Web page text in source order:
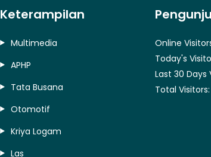
Keterampilan
Multimedia
APHP
Tata Busana
Otomotif
Kriya Logam
Las
Online
Today's
Last 30 Days
Total